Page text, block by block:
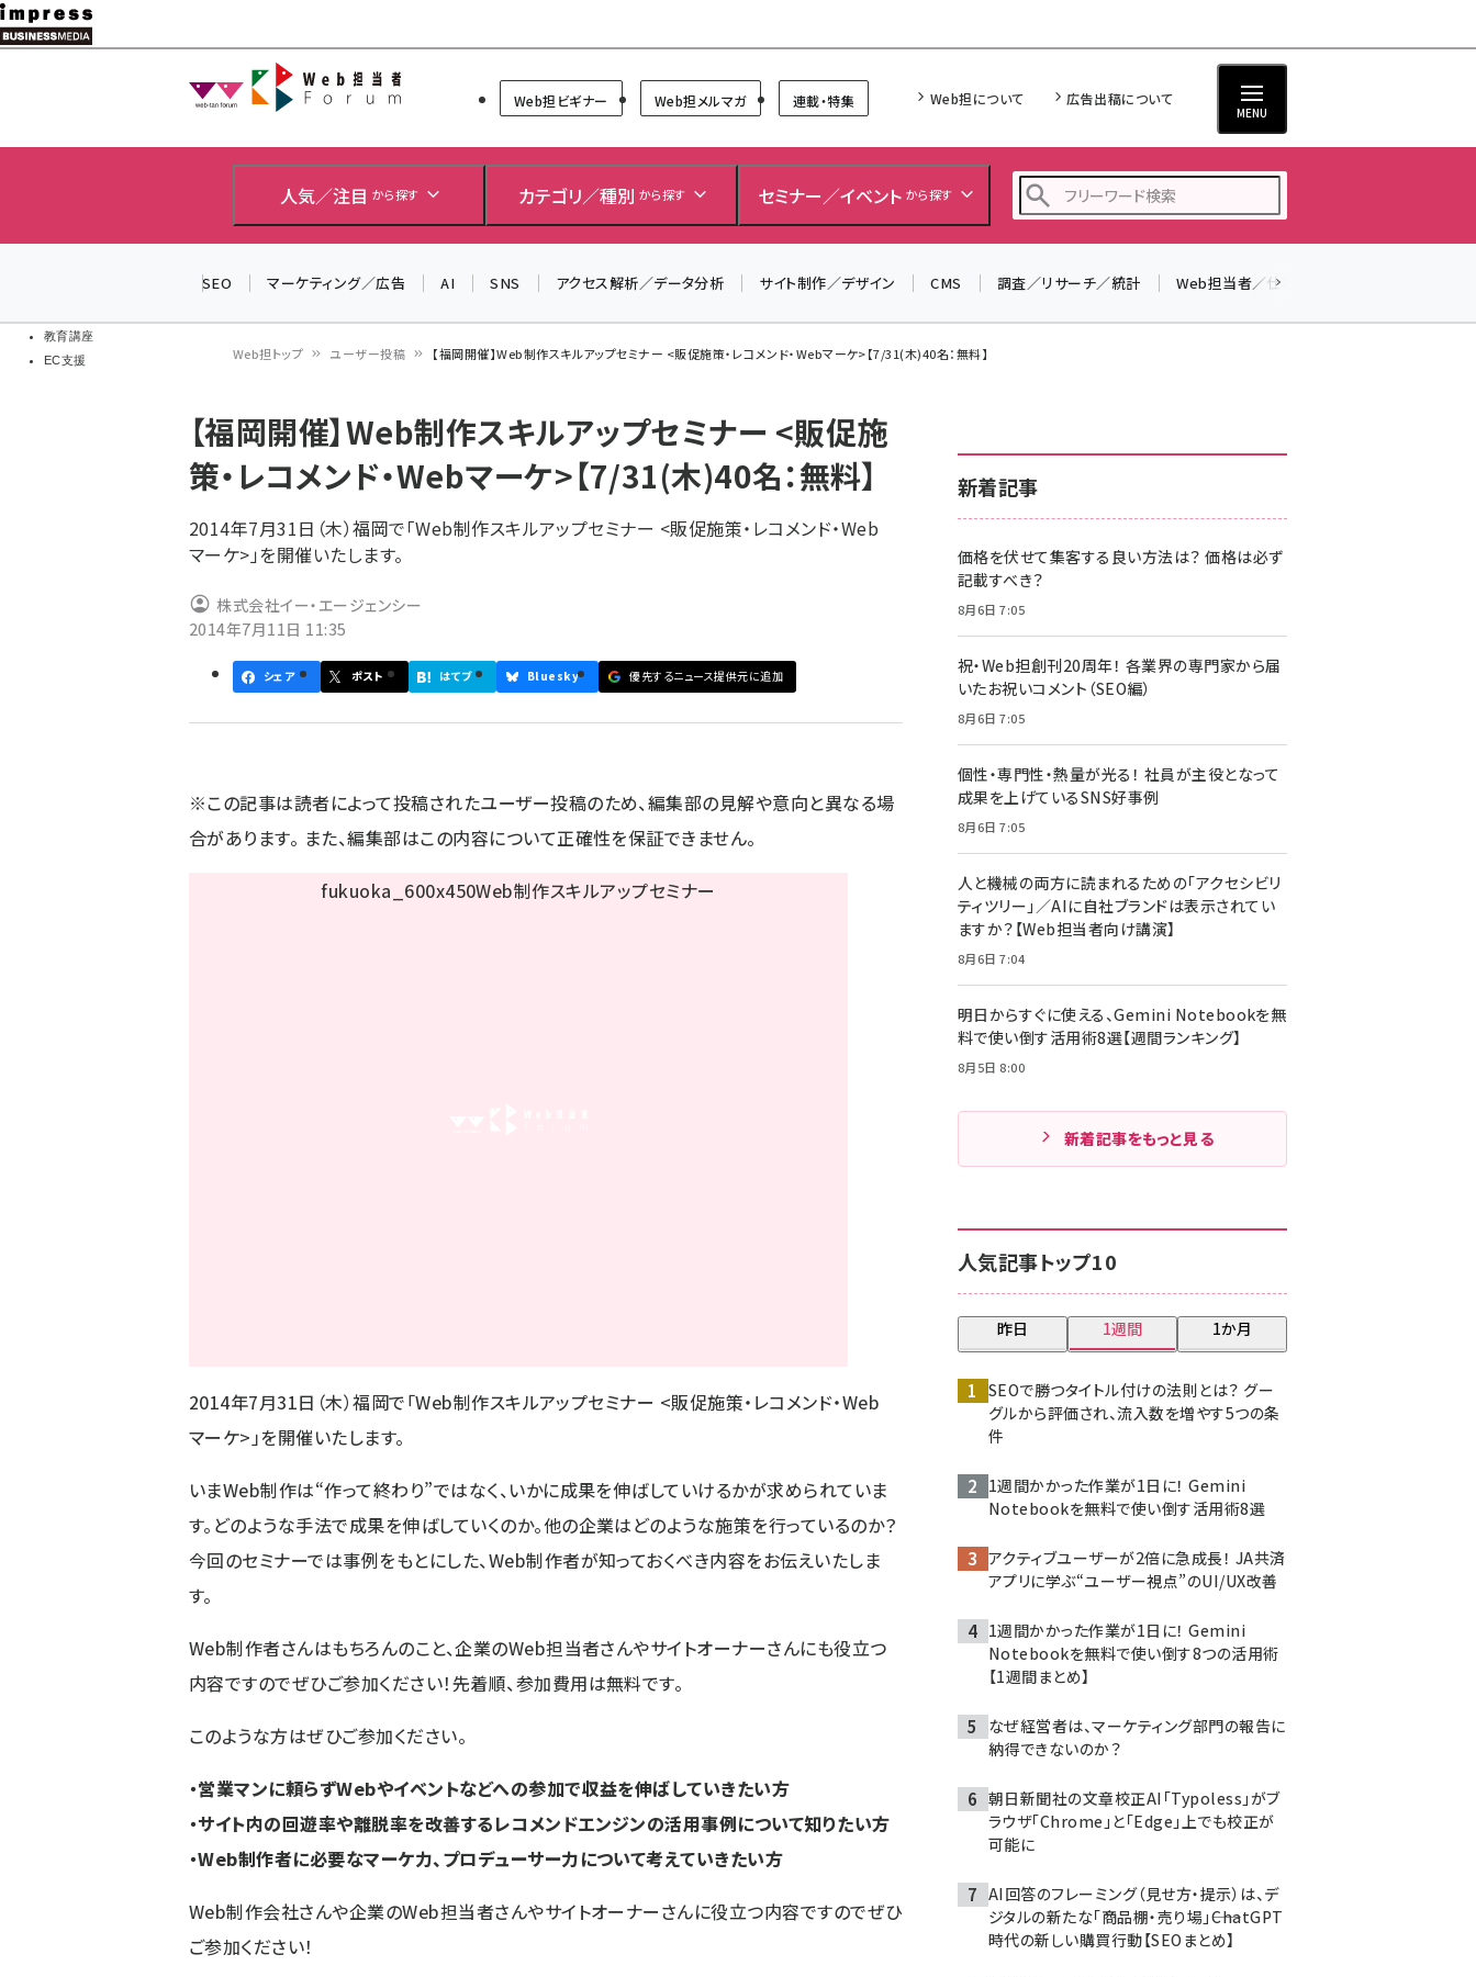
メ
イ
教育講座
EC支援
Web担当者Forum
Web担ビギナー Web担メルマガ 連載・特集 Web担について 広告出稿について
MENU
人気／注目 から探す カテゴリ／種別 から探す セミナー／イベント から探す
z世代 (1622)
meo (1275)
SEO マーケティング／広告 AI SNS アクセス解析／データ分析 サイト制作／デザイン CMS 調査／リサーチ／統計 Web担当者／仕事
ン
く
ず
Web担トップ ユーザー投稿 【福岡開催】Web制作スキルアップセミナー <販促施策・レコメンド・Webマーケ>【7/31(木)40名：無料】
【福岡開催】Web制作スキルアップセミナー <販促施
策・レコメンド・Webマーケ>【7/31(木)40名：無料】
2014年7月31日（木）福岡で「Web制作スキルアップセミナー <販促施策・レコメンド・Web
マーケ>」を開催いたします。
株式会社イー・エージェンシー
2014年7月11日 11:35
シェア ポスト はてブ Bluesky 優先するニュース提供元に追加
※この記事は読者によって投稿されたユーザー投稿のため、編集部の見解や意向と異なる場
合があります。 また、編集部はこの内容について正確性を保証できません。
2014年7月31日（木）福岡で「Web制作スキルアップセミナー <販促施策・レコメンド・Web
マーケ>」を開催いたします。
いまWeb制作は“作って終わり”ではなく、いかに成果を伸ばしていけるかが求められていま
す。どのような手法で成果を伸ばしていくのか。他の企業はどのような施策を行っているのか？
今回のセミナーでは事例をもとにした、Web制作者が知っておくべき内容をお伝えいたしま
す。
Web制作者さんはもちろんのこと、企業のWeb担当者さんやサイトオーナーさんにも役立つ
内容ですのでぜひご参加ください！先着順、参加費用は無料です。
このような方はぜひご参加ください。
・営業マンに頼らずWebやイベントなどへの参加で収益を伸ばしていきたい方
・サイト内の回遊率や離脱率を改善するレコメンドエンジンの活用事例について知りたい方
・Web制作者に必要なマーケ力、プロデューサー力について考えていきたい方
Web制作会社さんや企業のWeb担当者さんやサイトオーナーさんに役立つ内容ですのでぜひ
ご参加ください！
新着記事
価格を伏せて集客する良い方法は？ 価格は必ず
記載すべき？
8月6日 7:05
祝・Web担創刊20周年！ 各業界の専門家から届
いたお祝いコメント（SEO編）
8月6日 7:05
個性・専門性・熱量が光る！ 社員が主役となって
成果を上げているSNS好事例
8月6日 7:05
人と機械の両方に読まれるための「アクセシビリ
ティツリー」／AIに自社ブランドは表示されてい
ますか？【Web担当者向け講演】
8月6日 7:04
明日からすぐに使える、Gemini Notebookを無
料で使い倒す活用術8選【週間ランキング】
8月5日 8:00
新着記事をもっと見る
人気記事トップ10
昨日 1週間 1か月
SEOで勝つタイトル付けの法則とは？ グー
グルから評価され、流入数を増やす5つの条
件
1週間かかった作業が1日に！ Gemini
Notebookを無料で使い倒す活用術8選
アクティブユーザーが2倍に急成長！ JA共済
アプリに学ぶ“ユーザー視点”のUI/UX改善
1週間かかった作業が1日に！ Gemini
Notebookを無料で使い倒す8つの活用術
【1週間まとめ】
なぜ経営者は、マーケティング部門の報告に
納得できないのか？
朝日新聞社の文章校正AI「Typoless」がブ
ラウザ「Chrome」と「Edge」上でも校正が
可能に
AI回答のフレーミング（見せ方・提示）は、デ
ジタルの新たな「商品棚・売り場」――ChatGPT
時代の新しい購買行動【SEOまとめ】
＼ 8月27日開催、申し込み受付中！ ／
2026」開催！
▼申し込みはこちらから▼